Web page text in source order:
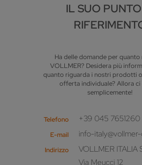
IL SUO
Ha delle domande per quanto
VOLLMER? Desidera più
quanto riguarda i nostri prodotti
offerta individuale? Allora ci
semplicemente!
Telefono +39 045 7651260
E-mail info-
Indirizzo
VOLLMER ITALIA
Via Meucci 12